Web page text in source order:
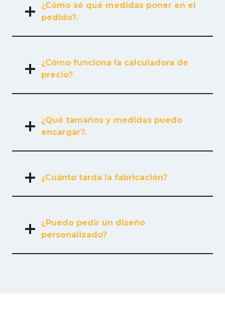
¿Cómo sé qué medidas poner en el
pedido?.
¿Cómo funciona la calculadora de
precio?
¿Qué tamaños y medidas puedo
encargar?.
¿Cuánto tarda la fabricación?
¿Puedo pedir un diseño
personalizado?